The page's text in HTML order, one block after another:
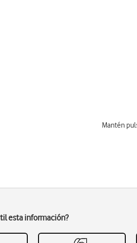
Mantén
esta información?